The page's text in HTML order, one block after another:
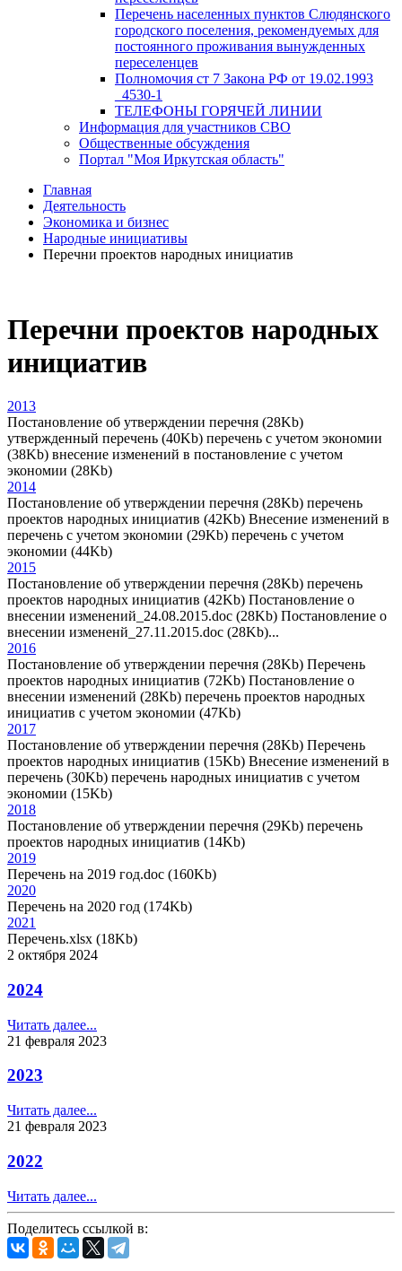
Перечень населенных пунктов Слюдянского
городского поселения, рекомендуемых для
постоянного проживания вынужденных
переселенцев
Полномочия ст 7 Закона РФ от 19.02.1993
_4530-1
ТЕЛЕФОНЫ ГОРЯЧЕЙ ЛИНИИ
Информация для участников СВО
Общественные обсуждения
Портал "Моя Иркутская область"
Главная
Деятельность
Экономика и бизнес
Народные инициативы
Перечни проектов народных инициатив
Перечни проектов народных
инициатив
2013
Постановление об утверждении перечня (28Kb)
утвержденный перечень (40Kb) перечень с учетом экономии
(38Kb) внесение изменений в постановление с учетом
экономии (28Kb)
2014
Постановление об утверждении перечня (28Kb) перечень
проектов народных инициатив (42Kb) Внесение изменений в
перечень с учетом экономии (29Kb) перечень с учетом
экономии (44Kb)
2015
Постановление об утверждении перечня (28Kb) перечень
проектов народных инициатив (42Kb) Постановление о
внесении изменений_24.08.2015.doc (28Kb) Постановление о
внесении измененй_27.11.2015.doc (28Kb)...
2016
Постановление об утверждении перечня (28Kb) Перечень
проектов народных инициатив (72Kb) Постановление о
внесении изменений (28Kb) перечень проектов народных
инициатив с учетом экономии (47Kb)
2017
Постановление об утверждении перечня (28Kb) Перечень
проектов народных инициатив (15Kb) Внесение изменений в
перечень (30Kb) перечень народных инициатив с учетом
экономии (15Kb)
2018
Постановление об утверждении перечня (29Kb) перечень
проектов народных инициатив (14Kb)
2019
Перечень на 2019 год.doc (160Kb)
2020
Перечень на 2020 год (174Kb)
2021
Перечень.xlsx (18Kb)
2 октября 2024
2024
Читать далее...
21 февраля 2023
2023
Читать далее...
21 февраля 2023
2022
Читать далее...
Поделитесь ссылкой в: